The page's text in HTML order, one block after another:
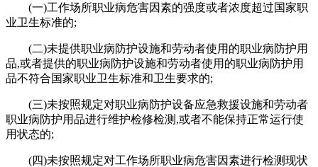
(一)工作场所职业病危害因素的强度或者浓度超过国家职
业卫生标准的;
(二)未提供职业病防护设施和劳动者使用的职业病防护用
品,或者提供的职业病防护设施和劳动者使用的职业病防护用
品不符合国家职业卫生标准和卫生要求的;
(三)未按照规定对职业病防护设备应急救援设施和劳动者
职业病防护用品进行维护检修检测,或者不能保持正常运行使
用状态的;
(四)未按照规定对工作场所职业病危害因素进行检测现状